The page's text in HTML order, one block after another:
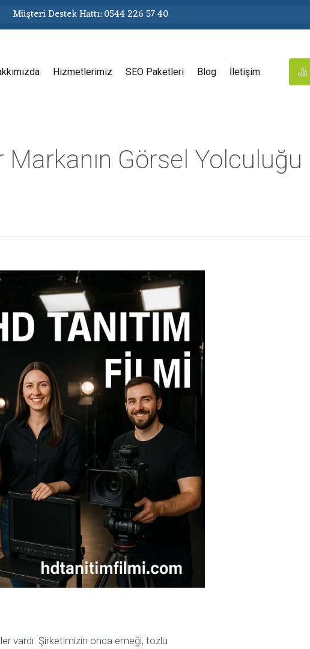
Müşteri Destek Hattı: 0544 226 57 40
Hizmetlerimiz SEO Paketleri Blog İletişim
Markanın Görsel Yolculuğu
vardı. Şirketimizin onca emeği, tozlu